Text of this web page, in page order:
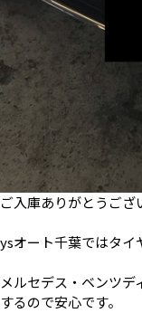
ご入庫ありがとうござ
ysオート千葉ではタイ
メルセデス・ベンツ
するので安心です。